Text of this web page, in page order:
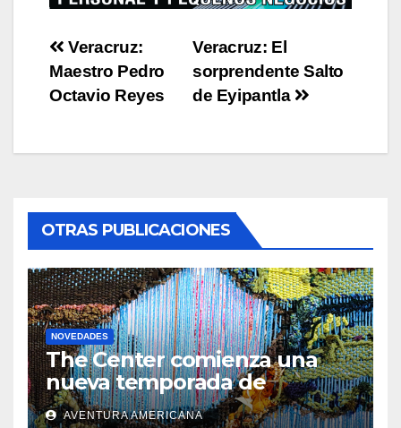
Post
navigation
Veracruz: El
sorprendente Salto
de Eyipantla
Veracruz:
Maestro Pedro
Octavio Reyes
OTRAS PUBLICACIONES
NOVEDADES
The Center comienza una
nueva temporada de
exposiciones de arte
AVENTURA AMERICANA